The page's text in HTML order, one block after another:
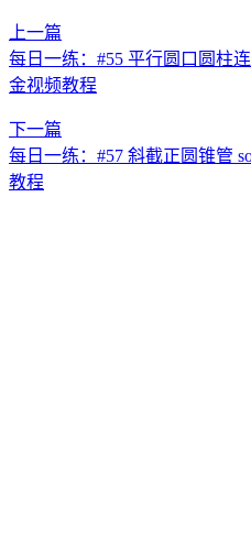
上一篇
每日一练：#55 平行圆口圆柱
金视频教程
下一篇
每日一练：#57 斜截正圆锥管
教程